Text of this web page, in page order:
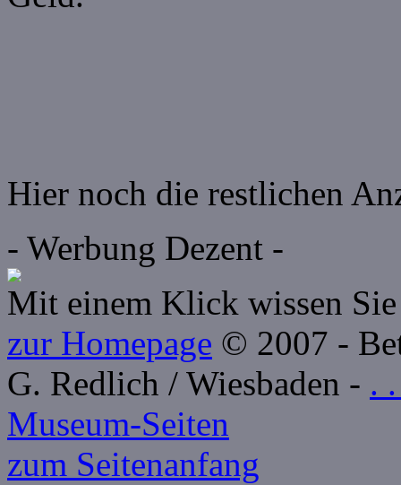
Hier noch die restlichen
- Werbung Dezent -
Mit einem Klick wissen
zur Homepage © 2007 -
G. Redlich / Wiesbaden - .
Museum-Seiten
zum Seitenanfang